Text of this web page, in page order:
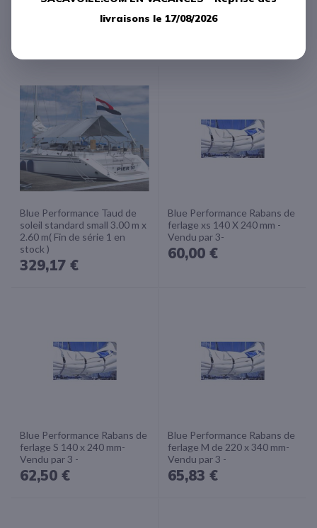
Blue Performance Taud de
soleil standard small 3.00 m x
2.60 m( Fin de série 1 en
stock )
329,17 €
Blue Performance Rabans de
ferlage xs 140 X 240 mm -
Vendu par 3-
60,00 €
Blue Performance Rabans de
ferlage S 140 x 240 mm-
Vendu par 3 -
62,50 €
Blue Performance Rabans de
ferlage M de 220 x 340 mm-
Vendu par 3 -
65,83 €
livraisons le 17/08/2026